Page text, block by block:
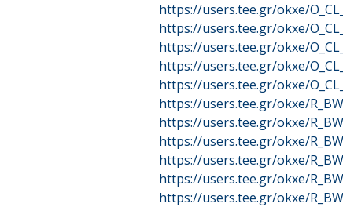
https://users.tee.gr/okxe/
https://users.tee.gr/okxe/
https://users.tee.gr/okxe/
https://users.tee.gr/okxe/
https://users.tee.gr/okxe/
https://users.tee.gr/okxe/
https://users.tee.gr/okxe/
https://users.tee.gr/okxe/
https://users.tee.gr/okxe/
https://users.tee.gr/okxe/
https://users.tee.gr/okxe/